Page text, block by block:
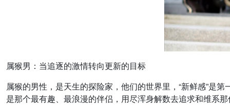
属猴男：当追逐的激情转向更新的目标
属猴的男性，是天生的探险家，他们的世界里，“新鲜感”是
是那个最有趣、最浪漫的伴侣，用尽浑身解数去追求和维系